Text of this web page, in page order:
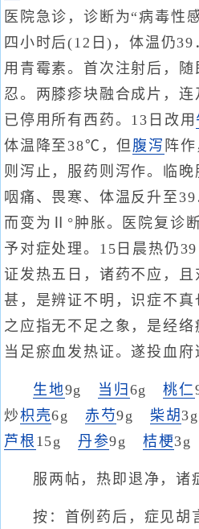
医院急诊，诊断为“病毒性
四小时后(12日)，体温仍
用青霉素。首次注射后，随
忍。两膝疹块融合成片，
已停用所有西药。13日改用
体温降至38℃，但 腹泻 阵
则泻止，服药则泻作。临晚
咽痛、畏寒、体温反升至
而变为Ⅱ°肿胀。医院复诊
予对症处理。15日晨热仍
证发热五日，诸药不应，且
甚，是辨证不明，识症不
之应指无不足之象，是经络
当足瘀血发热证。遂投血府
生地9g 当归 6g桃仁
炒枳壳6g 赤芍9g 柴胡
芦根 15g 丹参9g 桔梗3g
服两帖，热即退净，诸
按：首例药后，症见胡